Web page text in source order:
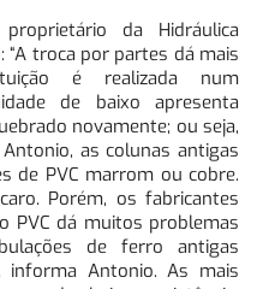
da Hidráulica
“A troca por partes dá mais
é realizada num
de baixo apresenta
novamente; ou seja,
as colunas antigas
de PVC marrom ou cobre.
Porém, os fabricantes
PVC dá muitos problemas
de ferro antigas
informa Antonio. As mais